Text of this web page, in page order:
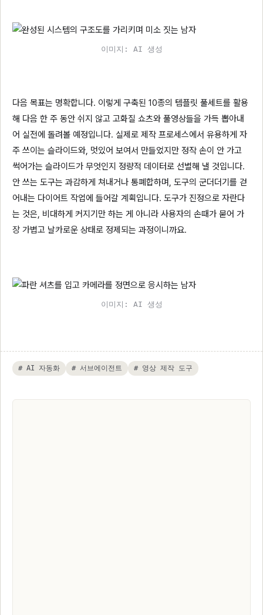
이미지: AI 생성
다음 목표는 명확합니다. 이렇게 구축된 10종의 템플릿 풀세트를 활용
해 다음 한 주 동안 쉬지 않고 고화질 쇼츠와 풀영상들을 가득 뽑아내
어 실전에 돌려볼 예정입니다. 실제로 제작 프로세스에서 유용하게 자
주 쓰이는 슬라이드와, 멋있어 보여서 만들었지만 정작 손이 안 가고
썩어가는 슬라이드가 무엇인지 정량적 데이터로 선별해 낼 것입니다.
안 쓰는 도구는 과감하게 쳐내거나 통폐합하며, 도구의 군더더기를 걷
어내는 다이어트 작업에 들어갈 계획입니다. 도구가 진정으로 자란다
는 것은, 비대하게 커지기만 하는 게 아니라 사용자의 손때가 묻어 가
장 가볍고 날카로운 상태로 정제되는 과정이니까요.
이미지: AI 생성
# AI 자동화 # 서브에이전트 # 영상 제작 도구